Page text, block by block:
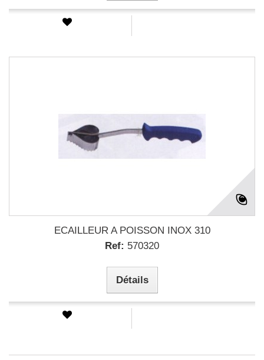
ECAILLEUR A POISSON INOX 310
Ref: 570320
Détails